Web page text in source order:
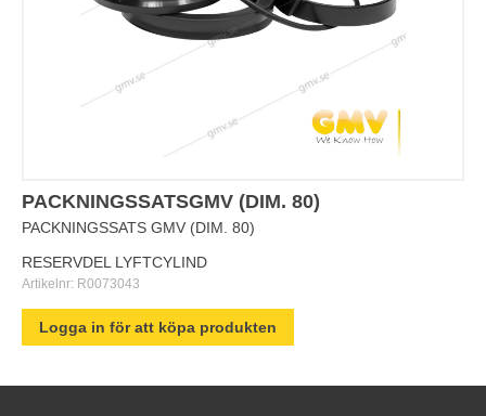
PACKNINGSSATSGMV (DIM. 80)
PACKNINGSSATS GMV (DIM. 80)
RESERVDEL LYFTCYLIND
Artikelnr: R0073043
Logga in för att köpa produkten